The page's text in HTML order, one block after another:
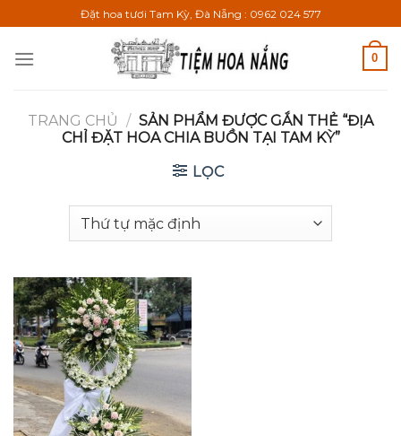
qua
nội
Đặt hoa tươi Tam Kỳ, Đà Nẵng : 0962 024 577
0
TRANG CHỦ / SẢN PHẨM ĐƯỢC GẮN THẺ “ĐỊA
CHỈ ĐẶT HOA CHIA BUỒN TẠI TAM KỲ”
LỌC